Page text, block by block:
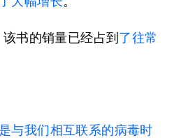
书的销量已经占到 了往常
与我们相互联系的病毒时